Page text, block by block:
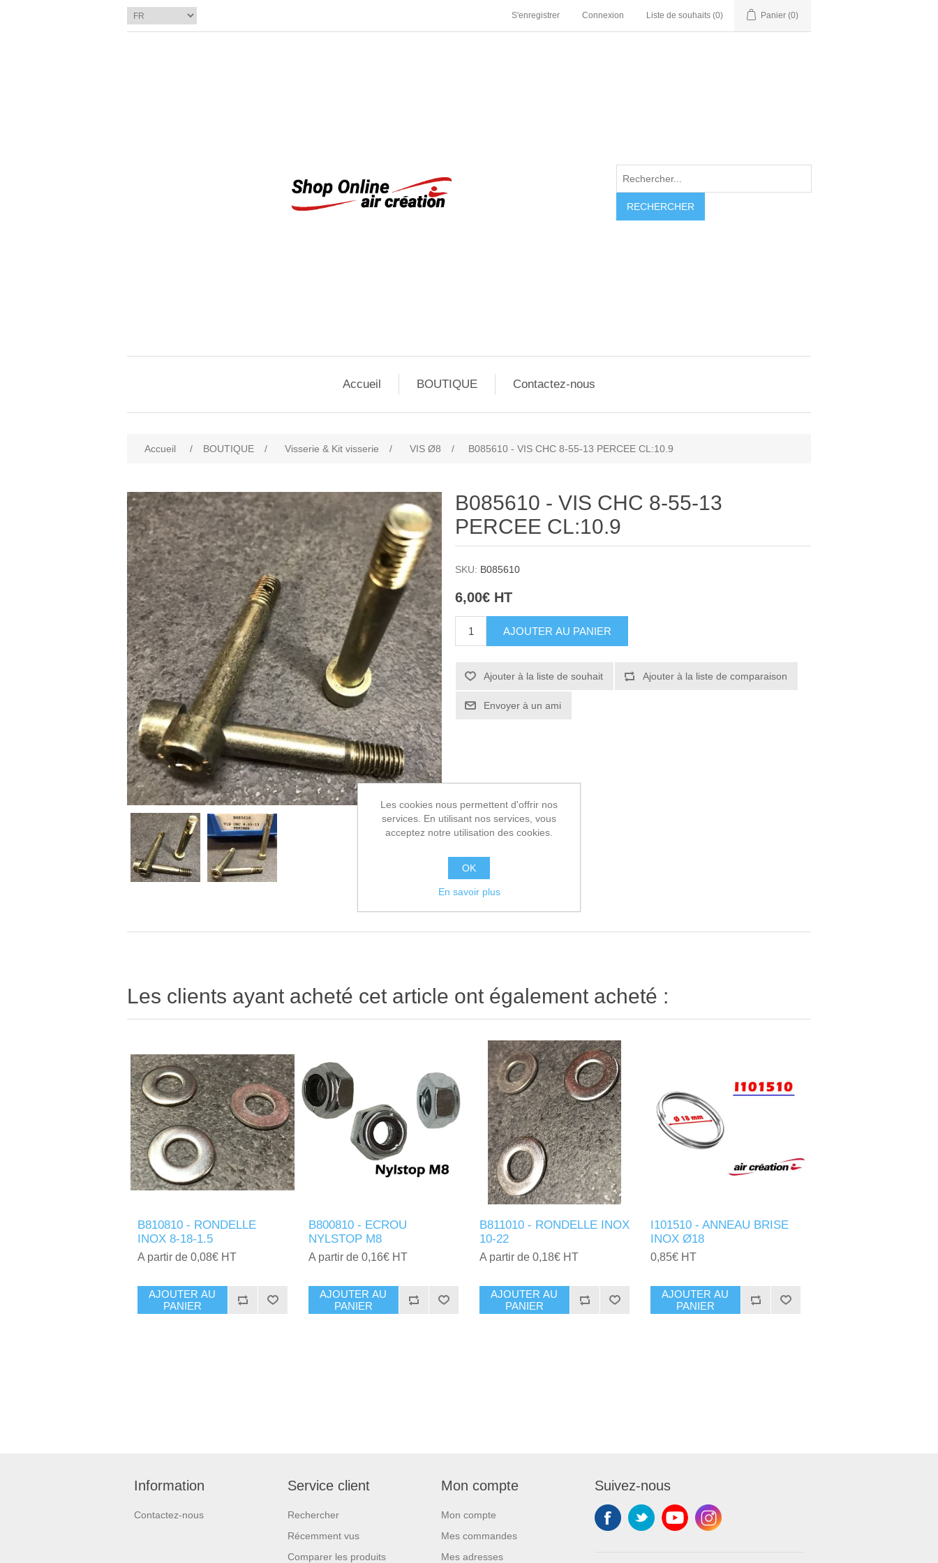
S'enregistrer Connexion Liste de souhaits (0) Panier (0)
RECHERCHER
Accueil BOUTIQUE Contactez-nous
Accueil / BOUTIQUE / Visserie & Kit visserie / VIS Ø8 / B085610 - VIS CHC 8-55-13 PERCEE CL:10.9
B085610 - VIS CHC 8-55-13
PERCEE CL:10.9
SKU: B085610
6,00€ HT
AJOUTER AU PANIER
Ajouter à la liste de souhait Ajouter à la liste de comparaison
Envoyer à un ami
Les clients ayant acheté cet article ont également acheté :
B810810 - RONDELLE
INOX 8-18-1.5
A partir de 0,08€ HT
AJOUTER AU
PANIER
B800810 - ECROU
NYLSTOP M8
A partir de 0,16€ HT
AJOUTER AU
PANIER
B811010 - RONDELLE INOX
10-22
A partir de 0,18€ HT
AJOUTER AU
PANIER
I101510 - ANNEAU BRISE
INOX Ø18
0,85€ HT
AJOUTER AU
PANIER
Information
Contactez-nous
Service client
Rechercher
Récemment vus
Comparer les produits
Mon compte
Mon compte
Mes commandes
Mes adresses
Suivez-nous
Les cookies nous permettent d'offrir nos
services. En utilisant nos services, vous
acceptez notre utilisation des cookies.
OK
En savoir plus